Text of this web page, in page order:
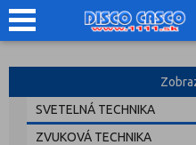
SVETELNÁ TECHNIKA
ZVUKOVÁ TECHNIKA